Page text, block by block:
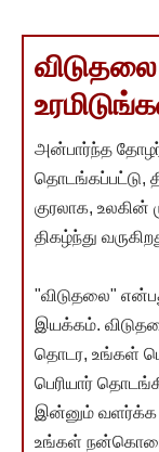
அன்பார்ந்த
தொடங்கப்பட்டு,
குரலாக, உலகின்
திகழ்ந்து
"விடுதலை"
இயக்கம்.
தொடர, உங்கள்
பெரியார்
இன்னும் வளர்க்க
உங்கள் நன்கொடை